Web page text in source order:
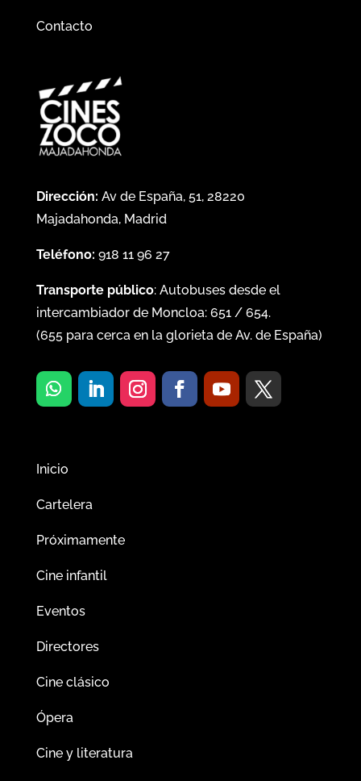
Contacto
Dirección: Av de España, 51, 28220
Majadahonda, Madrid
Teléfono: 918 11 96 27
Transporte público: Autobuses desde el
intercambiador de Moncloa: 651/ 654.
(655para cerca en la glorieta de Av. de España)
Inicio
Cartelera
Próximamente
Cine infantil
Eventos
Directores
Cine clásico
Ópera
Cine y literatura